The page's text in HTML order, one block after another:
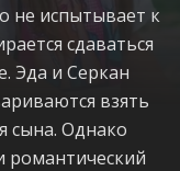
не испытывает к
сдаваться
Эда и Серкан
взять
сына. Однако
романтический